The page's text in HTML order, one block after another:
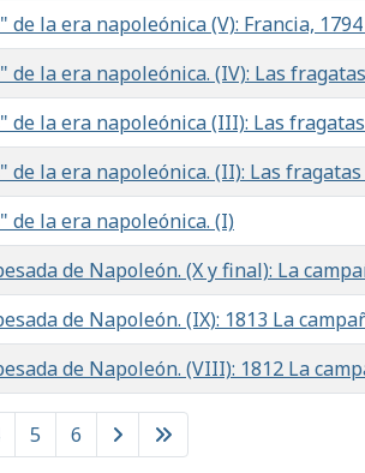
la era napoleónica (V): Francia, 1794
de la era napoleónica. (IV): Las
de la era napoleónica (III): Las
la era napoleónica. (II): Las fragatas
de la era napoleónica. (I)
de Napoleón. (X y final): La
de Napoleón. (IX): 1813 La
de Napoleón. (VIII): 1812 La
5 6